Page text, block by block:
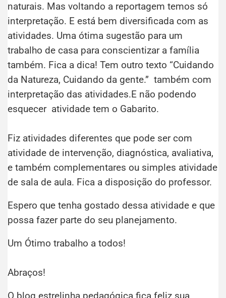
naturais. Mas voltando a reportagem temos só
interpretação. E está bem diversificada com as
atividades. Uma ótima sugestão para um
trabalho de casa para conscientizar a família
também. Fica a dica! Tem outro texto “Cuidando
da Natureza, Cuidando da gente.” também com
interpretação das atividades.E não podendo
esquecer atividade tem o Gabarito.
Fiz atividades diferentes que pode ser com
atividade de intervenção, diagnóstica, avaliativa,
e também complementares ou simples atividade
de sala de aula. Fica a disposição do professor.
Espero que tenha gostado dessa atividade e que
possa fazer parte do seu planejamento.
Um Ótimo trabalho a todos!
Abraços!